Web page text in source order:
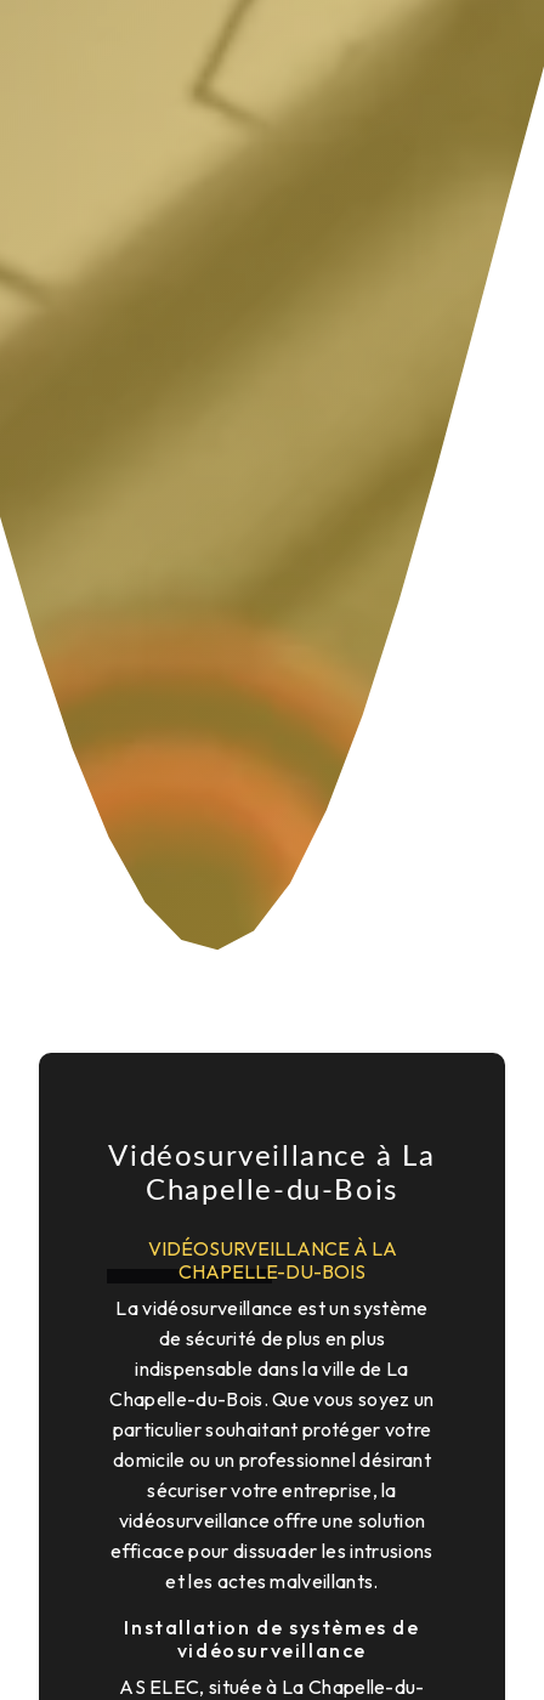
Vidéosurveillance à La
Chapelle-du-Bois
VIDÉOSURVEILLANCE À LA
CHAPELLE-DU-BOIS
La vidéosurveillance est un système
de sécurité de plus en plus
indispensable dans la ville de La
Chapelle-du-Bois. Que vous soyez un
particulier souhaitant protéger votre
domicile ou un professionnel désirant
sécuriser votre entreprise, la
vidéosurveillance offre une solution
efficace pour dissuader les intrusions
et les actes malveillants.
Installation de systèmes de
vidéosurveillance
AS ELEC, située à La Chapelle-du-